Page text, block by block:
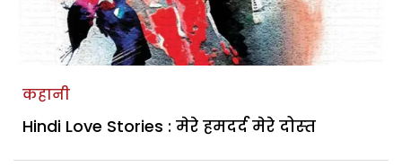
कहानी
Hindi Love Stories : मेरे हमदर्द मेरे दोस्‍त